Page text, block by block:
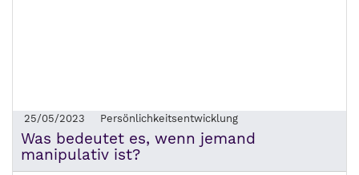
25/05/2023 Persönlichkeitsentwicklung
Was bedeutet es, wenn jemand
manipulativ ist?